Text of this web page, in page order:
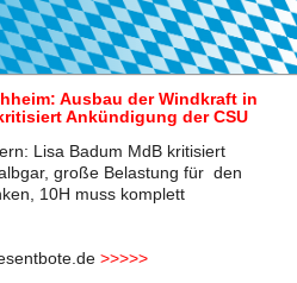
Ausbau der Windkraft in
Ankündigung der CSU
Lisa Badum MdB kritisiert
große Belastung für den
10H muss komplett
>>>>>